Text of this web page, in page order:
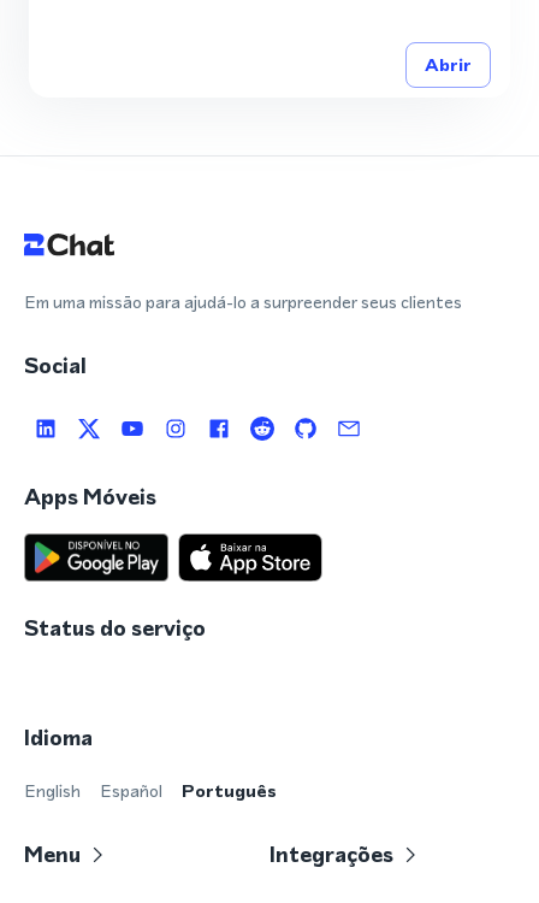
Abrir
Em uma missão para ajudá-lo a surpreender seus clientes
Social
Apps Móveis
Status do serviço
Idioma
English Español Português
Menu Integrações